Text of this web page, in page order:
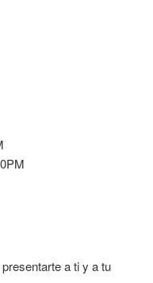
a ti y a tu